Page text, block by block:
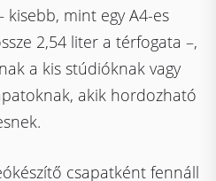
kisebb, mint egy A4-es
2,54 liter a térfogata –,
a kis stúdióknak vagy
akik hordozható
csapatként fennáll